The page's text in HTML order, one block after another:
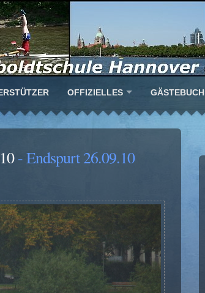
OFFIZIELLES GÄSTEBUCH
- Endspurt 26.09.10